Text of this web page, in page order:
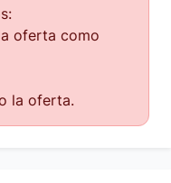
oferta como
la oferta.